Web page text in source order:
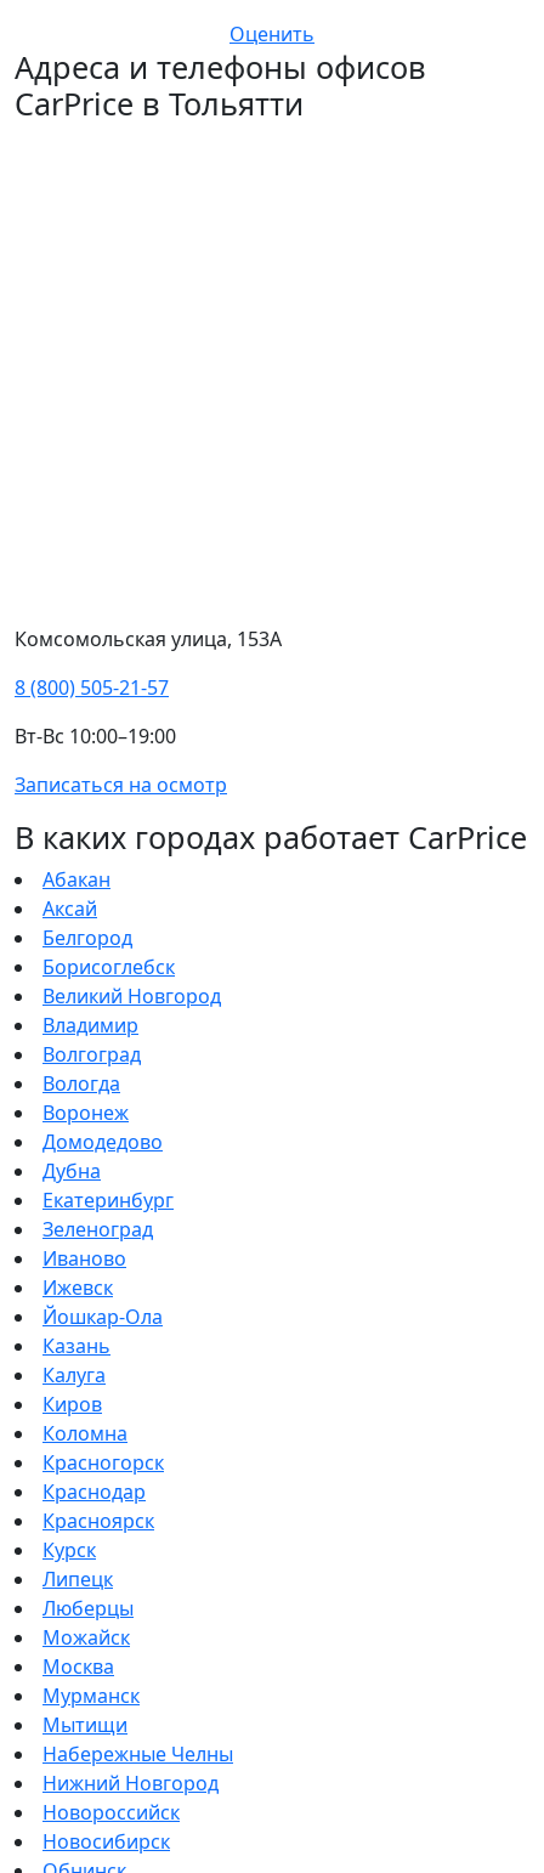
Оценить
Адреса и телефоны офисов
CarPrice в Тольятти
Комсомольская улица, 153А
8 (800) 505-21-57
Вт-Вс 10:00–19:00
Записаться на осмотр
В каких городах работает CarPrice
Абакан
Аксай
Белгород
Борисоглебск
Великий Новгород
Владимир
Волгоград
Вологда
Воронеж
Домодедово
Дубна
Екатеринбург
Зеленоград
Иваново
Ижевск
Йошкар-Ола
Казань
Калуга
Киров
Коломна
Красногорск
Краснодар
Красноярск
Курск
Липецк
Люберцы
Можайск
Москва
Мурманск
Мытищи
Набережные Челны
Нижний Новгород
Новороссийск
Новосибирск